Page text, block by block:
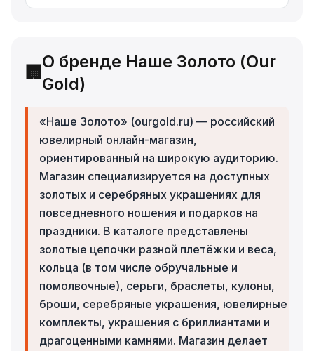
🏢
О бренде Наше Золото (Our
Gold)
«Наше Золото» (ourgold.ru) — российский
ювелирный онлайн-магазин,
ориентированный на широкую аудиторию.
Магазин специализируется на доступных
золотых и серебряных украшениях для
повседневного ношения и подарков на
праздники. В каталоге представлены
золотые цепочки разной плетёжки и веса,
кольца (в том числе обручальные и
помолвочные), серьги, браслеты, кулоны,
броши, серебряные украшения, ювелирные
комплекты, украшения с бриллиантами и
драгоценными камнями. Магазин делает